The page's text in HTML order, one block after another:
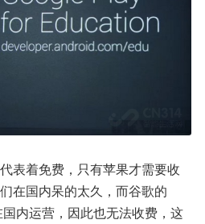
表着免费，只有苹果才需要收
在国内呆的太久，而谷歌的
内运营，因此也无法收费，这